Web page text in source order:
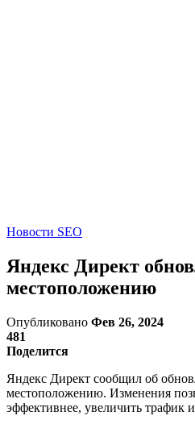
Новости SEO
Яндекс Директ
местоположению
Опубликовано Фев 26, 2024
481
Поделится
Яндекс Директ сообщил об
местоположению. Изменения
эффективнее, увеличить трафик